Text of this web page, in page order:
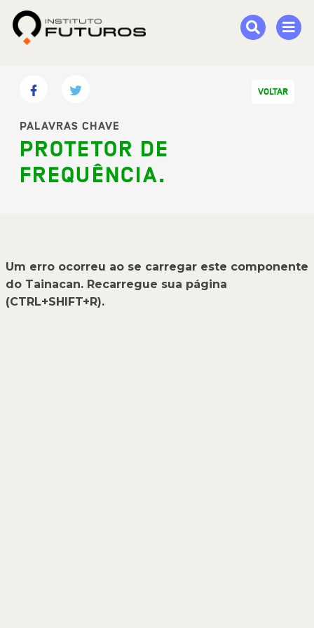
VOLTAR
PALAVRAS CHAVE
PROTETOR DE
FREQUÊNCIA.
Um erro ocorreu ao se carregar este componente
do Tainacan. Recarregue sua página
(CTRL+SHIFT+R).